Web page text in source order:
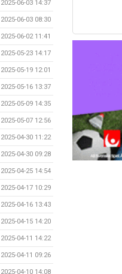
2025-06-03 14:37
2025-06-03 08:30
2025-06-02 11:41
2025-05-23 14:17
2025-05-19 12:01
2025-05-16 13:37
2025-05-09 14:35
2025-05-07 12:56
2025-04-30 11:22
2025-04-30 09:28
2025-04-25 14:54
2025-04-17 10:29
2025-04-16 13:43
2025-04-15 14:20
2025-04-11 14:22
2025-04-11 09:26
2025-04-10 14:08